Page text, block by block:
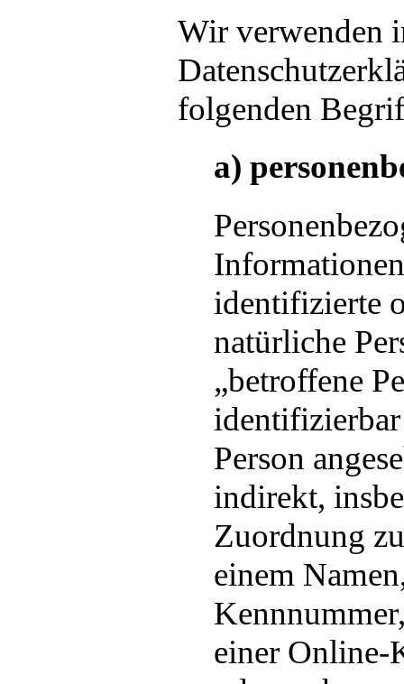
Wir verwenden
folgenden
a)
identifizierte
natürliche
„betroffene
Person
indirekt,
Zuordnung
einem
einer Online-